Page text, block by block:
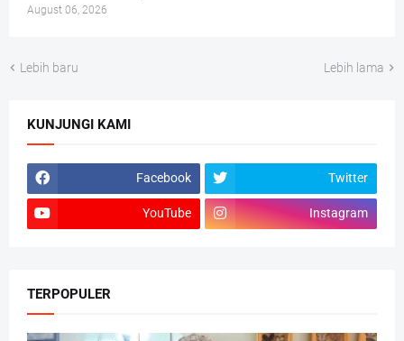
August 06, 2026
Lebih baru Lebih lama
KUNJUNGI KAMI
Facebook Twitter
YouTube Instagram
TERPOPULER